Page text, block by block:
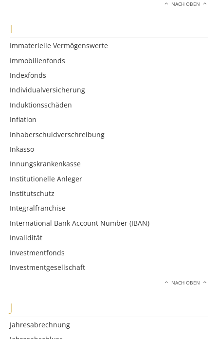
NACH OBEN
I
Immaterielle Vermögenswerte
Immobilienfonds
Indexfonds
Individualversicherung
Induktionsschäden
Inflation
Inhaberschuldverschreibung
Inkasso
Innungskrankenkasse
Institutionelle Anleger
Institutschutz
Integralfranchise
International Bank Account Number (IBAN)
Invalidität
Investmentfonds
Investmentgesellschaft
NACH OBEN
J
Jahresabrechnung